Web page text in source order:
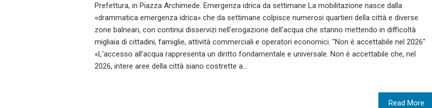
Prefettura, in Piazza Archimede. Emergenza idrica da settimane La mobilitazione nasce dalla
«drammatica emergenza idrica» che da settimane colpisce numerosi quartieri della città e diverse
zone balneari, con continui disservizi nell'erogazione dell'acqua che stanno mettendo in difficoltà
migliaia di cittadini, famiglie, attività commerciali e operatori economici. "Non è accettabile nel 2026"
«L'accesso all'acqua rappresenta un diritto fondamentale e universale. Non è accettabile che, nel
2026, intere aree della città siano costrette a…
Read More